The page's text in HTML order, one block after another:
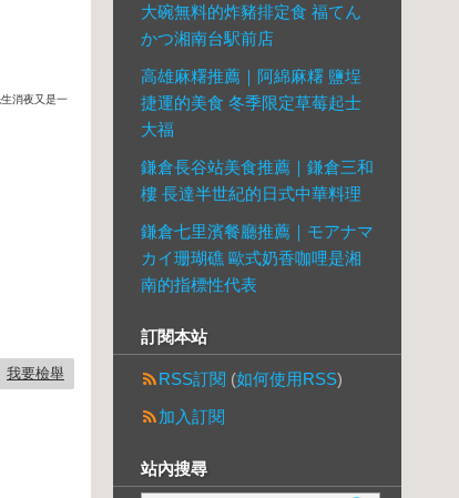
消夜又是一
我要檢舉
大碗無料的炸豬排定食 福てん
かつ湘南台駅前店
高雄麻糬推薦｜阿綿麻糬 鹽埕
捷運的美食 冬季限定草莓起士
大福
鎌倉長谷站美食推薦｜鎌倉三和
樓 長達半世紀的日式中華料理
鎌倉七里濱餐廳推薦｜モアナマ
カイ珊瑚礁 歐式奶香咖哩是湘
南的指標性代表
訂閱本站
RSS訂閱 (如何使用RSS)
加入訂閱
站內搜尋